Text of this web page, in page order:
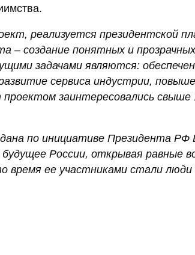
реализуется президентской
– создание понятных и
задачами являются:
сервиса индустрии,
заинтересовались свыше
по инициативе Президента
России, открывая равные
ее участниками стали люди